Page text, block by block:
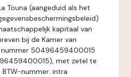
Touna (aangeduid als het
kapitaal van
bij de Kamer van
nummer 50496459400015
met zetel te
nummer: intra